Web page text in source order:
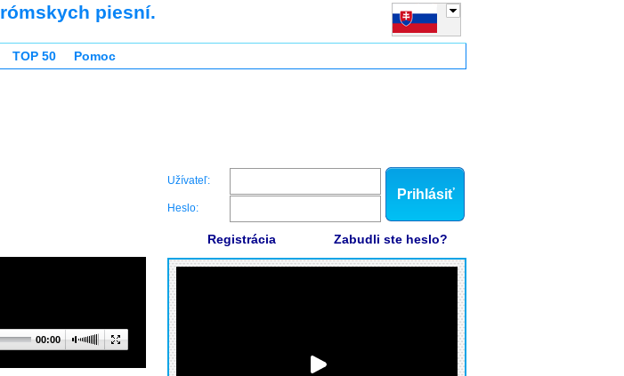
rómskych piesní.
TOP 50 Pomoc
00:00
Užívateľ:
Heslo:
Prihlásiť
Registrácia Zabudli ste heslo?